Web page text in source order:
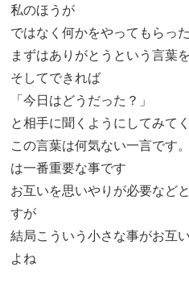
私のほうが
ではなく何かをやってもらっ
まずはありがとうという言葉
そしてできれば
「今日はどうだった？」
と相手に聞くようにしてみて
この言葉は何気ない一言です
は一番重要な事です
お互いを思いやりが必要など
すが
結局こういう小さな事がお互
よね